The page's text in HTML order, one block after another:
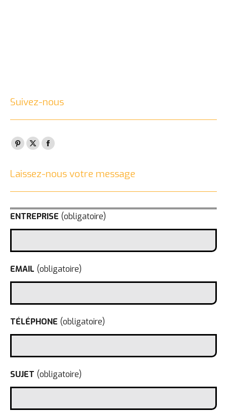
Suivez-nous
Pinterest
opens
window
X
opens
window
Facebook
opens
window
Laissez-nous votre message
ENTREPRISE (obligatoire)
EMAIL (obligatoire)
TÉLÉPHONE (obligatoire)
SUJET (obligatoire)